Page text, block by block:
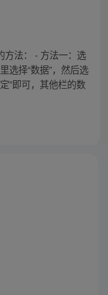
方法： - 方法一：选
选择“数据”，然后选
”即可，其他栏的数